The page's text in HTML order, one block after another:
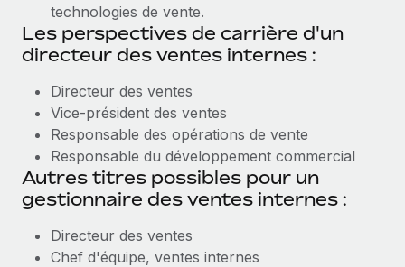
technologies de vente.
Les perspectives de carrière d'un
directeur des ventes internes :
Directeur des ventes
Vice-président des ventes
Responsable des opérations de vente
Responsable du développement commercial
Autres titres possibles pour un
gestionnaire des ventes internes :
Directeur des ventes
Chef d'équipe, ventes internes